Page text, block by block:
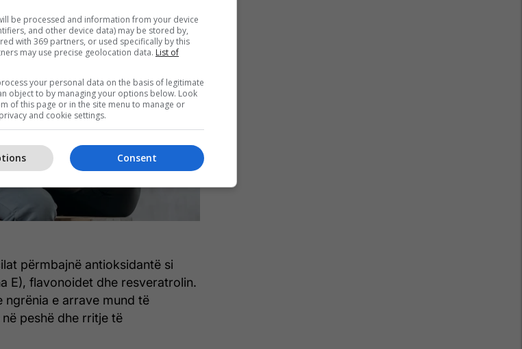
përmbajnë antioksidantë si
E), flavonoidet dhe resveratrolin.
ngrënia e arrave mund të
peshë dhe rritje të
be processed and information from your device
and other device data) may be stored by,
with 369 partners, or used specifically by this
may use precise geolocation data. List of
your personal data on the basis of legitimate
object to by managing your options below. Look
of this page or in the site menu to manage or
and cookie settings.
Consent